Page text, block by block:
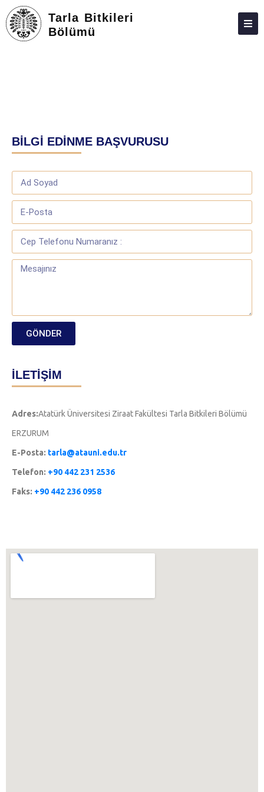
Tarla Bitkileri
Bölümü
ARAŞTIRMA
TOPLUMA KATKI
ADAY ÖĞRENCILER
ANKETLER
İLETIŞIM
BİLGİ EDİNME BAŞVURUSU
GÖNDER
İLETİŞİM
Adres:Atatürk Üniversitesi Ziraat Fakültesi Tarla Bitkileri Bölümü
ERZURUM
E-Posta: tarla@atauni.edu.tr
Telefon: +90 442 231 2536
Faks: +90 442 236 0958